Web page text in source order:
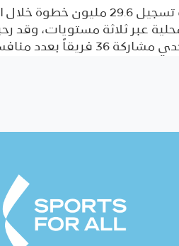
فرق من 13 منطقة استطاعت
عبر ثلاثة مستويات، وقد
637 مشاركاً. وتم منح جائزة […]